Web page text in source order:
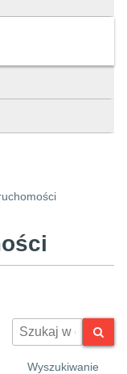
Wyszukiwanie